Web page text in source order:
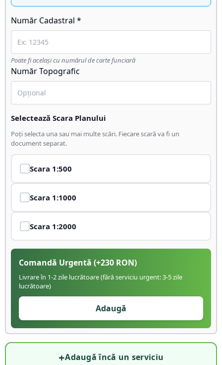
Număr Cadastral *
Poate fi același cu numărul de carte funciară
Număr Topografic
Selectează Scara Planului
Poți selecta una sau mai multe scări. Fiecare scară va fi un
document separat.
Scara 1:500
Scara 1:1000
Scara 1:2000
Comandă Urgentă (+230 RON)
Livrare în 1-2 zile lucrătoare (fără serviciu urgent: 3-5 zile
lucrătoare)
Adaugă
+Adaugă încă un serviciu